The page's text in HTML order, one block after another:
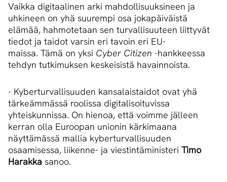
Vaikka digitaalinen arki mahdollisuuksineen ja
uhkineen on yhä suurempi osa jokapäiväistä
elämää, hahmotetaan sen turvallisuuteen liittyvät
tiedot ja taidot varsin eri tavoin eri EU-
maissa. Tämä on yksi Cyber Citizen -hankkeessa
tehdyn tutkimuksen keskeisistä havainnoista.
- Kyberturvallisuuden kansalaistaidot ovat yhä
tärkeämmässä roolissa digitalisoituvissa
yhteiskunnissa. On hienoa, että voimme jälleen
kerran olla Euroopan unionin kärkimaana
näyttämässä mallia kyberturvallisuuden
osaamisessa, liikenne- ja viestintäministeri Timo
Harakka sanoo.